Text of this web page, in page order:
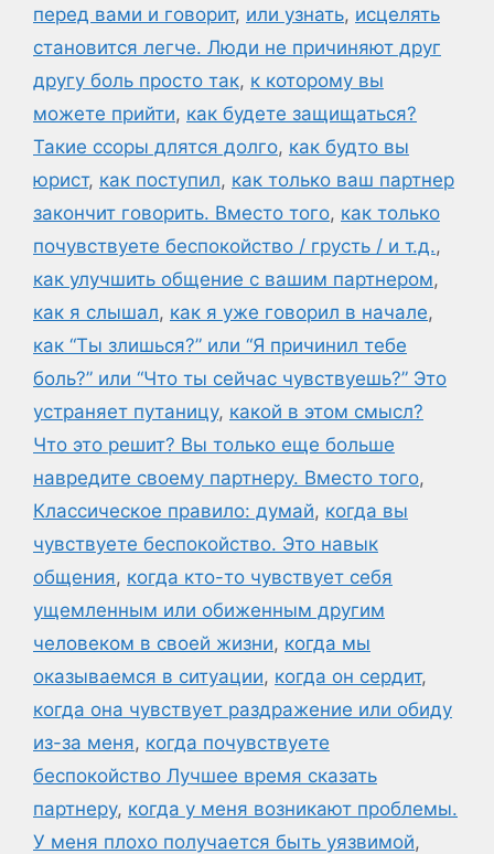
перед вами и говорит, или узнать, исцелять
становится легче. Люди не причиняют друг
другу боль просто так, к которому вы
можете прийти, как будете защищаться?
Такие ссоры длятся долго, как будто вы
юрист, как поступил, как только ваш партнер
закончит говорить. Вместо того, как только
почувствуете беспокойство / грусть / и т.д.,
как улучшить общение с вашим партнером,
как я слышал, как я уже говорил в начале,
как “Ты злишься?” или “Я причинил тебе
боль?” или “Что ты сейчас чувствуешь?” Это
устраняет путаницу, какой в этом смысл?
Что это решит? Вы только еще больше
навредите своему партнеру. Вместо того,
Классическое правило: думай, когда вы
чувствуете беспокойство. Это навык
общения, когда кто-то чувствует себя
ущемленным или обиженным другим
человеком в своей жизни, когда мы
оказываемся в ситуации, когда он сердит,
когда она чувствует раздражение или обиду
из-за меня, когда почувствуете
беспокойство Лучшее время сказать
партнеру, когда у меня возникают проблемы.
У меня плохо получается быть уязвимой,